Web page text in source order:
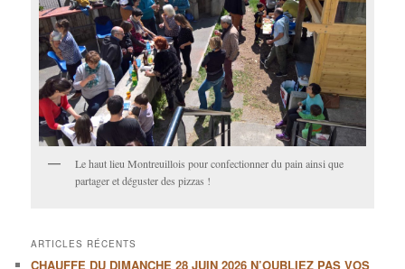
Le haut lieu Montreuillois pour confectionner du pain ainsi que
partager et déguster des pizzas !
ARTICLES RÉCENTS
CHAUFFE DU DIMANCHE 28 JUIN 2026 N’OUBLIEZ PAS VOS